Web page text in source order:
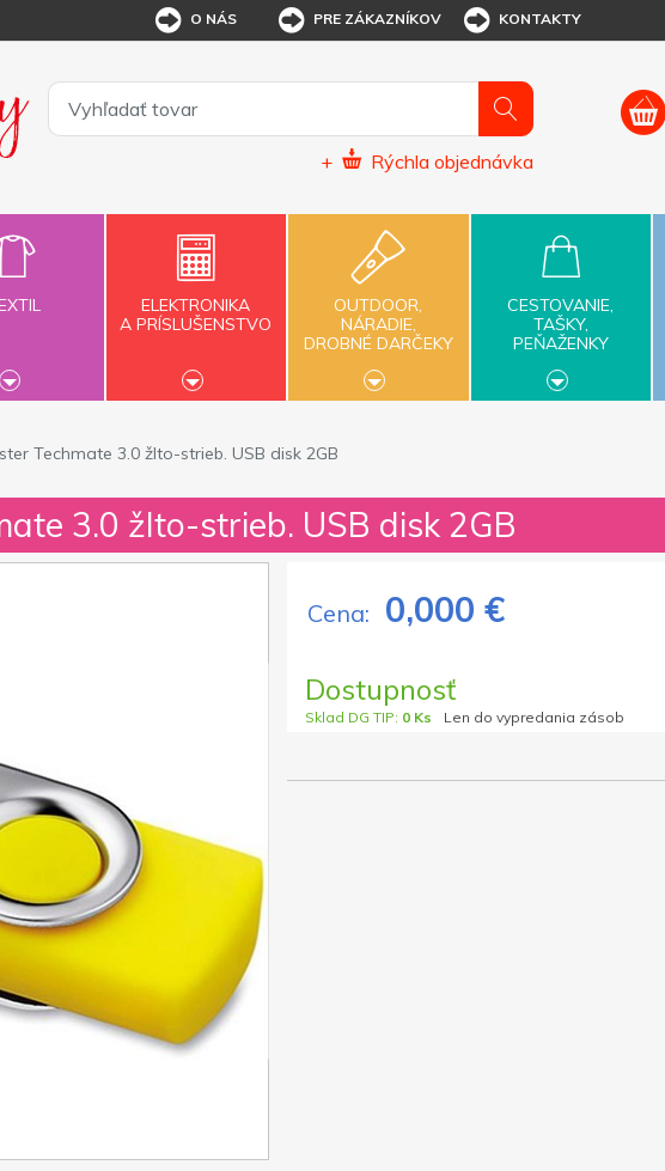
O NÁS PRE ZÁKAZNÍKOV KONTAKTY
+ Rýchla objednávka
ELEKTRONIKA
A PRÍSLUŠENSTVO
OUTDOOR,
NÁRADIE,
DROBNÉ DARČEKY
CESTOVANIE,
TAŠKY,
PEŇAŽENKY
Techmate 3.0 žlto-strieb. USB disk 2GB
3.0 žlto-strieb. USB disk 2GB
Cena: 0,000 €
Dostupnosť
Sklad DG TIP: 0 Ks Len do vypredania zásob